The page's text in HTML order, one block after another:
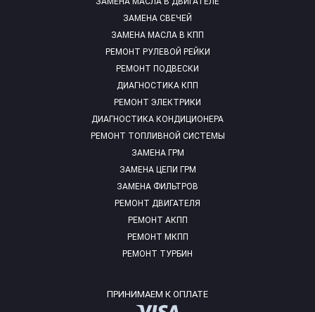
ЗАМЕНА СВЕЧЕЙ
ЗАМЕНА МАСЛА В КПП
РЕМОНТ РУЛЕВОЙ РЕЙКИ
РЕМОНТ ПОДВЕСКИ
ДИАГНОСТИКА КПП
РЕМОНТ ЭЛЕКТРИКИ
ДИАГНОСТИКА КОНДИЦИОНЕРА
РЕМОНТ ТОПЛИВНОЙ СИСТЕМЫ
ЗАМЕНА ГРМ
ЗАМЕНА ЦЕПИ ГРМ
ЗАМЕНА ФИЛЬТРОВ
РЕМОНТ ДВИГАТЕЛЯ
РЕМОНТ АКПП
РЕМОНТ МКПП
РЕМОНТ ТУРБИН
ПРИНИМАЕМ К ОПЛАТЕ